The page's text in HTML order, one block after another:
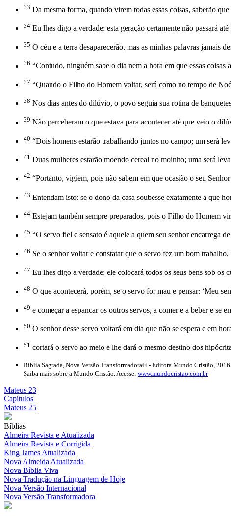
33 Da mesma forma, quando virem todas essas coisas, saberão
34 Eu lhes digo a verdade: esta geração certamente não passará
35 O céu e a terra desaparecerão, mas as minhas palavras jamais
36 “Contudo, ninguém sabe o dia nem a hora em que essas
37 “Quando o Filho do Homem voltar, será como no tempo de
38 Nos dias antes do dilúvio, o povo seguia sua rotina de
39 Não perceberam o que estava para acontecer até que veio o
40 “Dois homens estarão trabalhando juntos no campo; um será
41 Duas mulheres estarão moendo cereal no moinho; uma será
42 “Portanto, vigiem, pois não sabem em que ocasião o seu
43 Entendam isto: se o dono da casa soubesse exatamente a que
44 Estejam também sempre preparados, pois o Filho do Homem
45 “O servo fiel e sensato é aquele a quem seu senhor encarrega
46 Se o senhor voltar e constatar que o servo fez um bom trabalho,
47 Eu lhes digo a verdade: ele colocará todos os seus bens sob os
48 O que acontecerá, porém, se o servo for mau e pensar: ‘Meu
49 e começar a espancar os outros servos, a comer e a beber e se
50 O senhor desse servo voltará em dia que não se espera e em
51 cortará o servo ao meio e lhe dará o mesmo destino dos
Bíblia Sagrada, Nova Versão Transformadora© - Editora Mundo Cristão, 2016.
Saiba mais sobre a Mundo Cristão. Acesse: www.mundocristao.com.br
Mateus 23
Capítulos
Mateus 25
Bíblias
Almeira Revista e Atualizada
Almeira Revista e Corrigida
King James Atualizada
Nova Almeida Atualizada
Nova Bíblia Viva
Nova Tradução na Linguagem de Hoje
Nova Versão Internacional
Nova Versão Transformadora